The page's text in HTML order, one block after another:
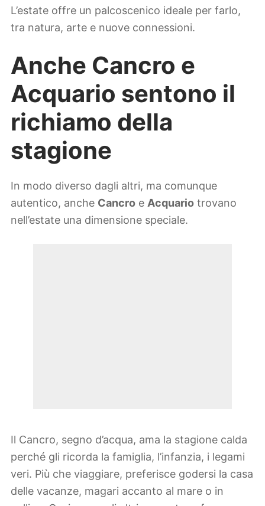
L’estate offre un palcoscenico ideale per farlo,
tra natura, arte e nuove connessioni.
Anche Cancro e
Acquario sentono il
richiamo della
stagione
In modo diverso dagli altri, ma comunque
autentico, anche Cancro e Acquario trovano
nell’estate una dimensione speciale.
Il Cancro, segno d’acqua, ama la stagione calda
perché gli ricorda la famiglia, l’infanzia, i legami
veri. Più che viaggiare, preferisce godersi la casa
delle vacanze, magari accanto al mare o in